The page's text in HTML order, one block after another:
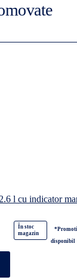
l cu indicator
În stoc
magazin
disponibil